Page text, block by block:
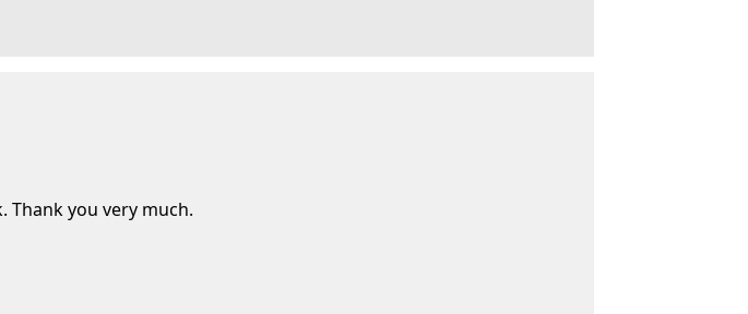
Thank you very much.